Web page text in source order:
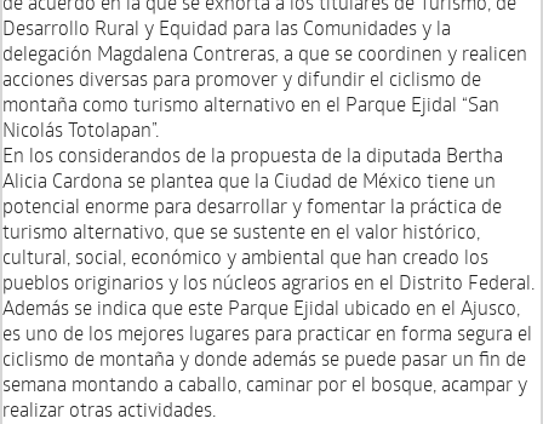
Desarrollo Rural y Equidad para las Comunidades y la
delegación Magdalena Contreras, a que se coordinen y realicen
acciones diversas para promover y difundir el ciclismo de
montaña como turismo alternativo en el Parque Ejidal “San
Nicolás Totolapan”.
En los considerandos de la propuesta de la diputada Bertha
Alicia Cardona se plantea que la Ciudad de México tiene un
potencial enorme para desarrollar y fomentar la práctica de
turismo alternativo, que se sustente en el valor histórico,
cultural, social, económico y ambiental que han creado los
pueblos originarios y los núcleos agrarios en el Distrito Federal.
Además se indica que este Parque Ejidal ubicado en el Ajusco,
es uno de los mejores lugares para practicar en forma segura el
ciclismo de montaña y donde además se puede pasar un fin de
semana montando a caballo, caminar por el bosque, acampar y
realizar otras actividades.